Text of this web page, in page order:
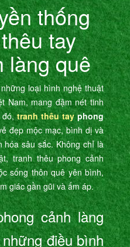
thống
tay
làng quê
loại hình nghệ thuật
Nam, mang đậm nét tinh
tranh thêu tayphong
đẹp mộc mạc, bình dị và
sâu sắc. Không chỉ là
tranh thêu phong cảnh
sống thôn quê yên bình,
giác gần gũi và ấm áp.
cảnh làng
điều bình